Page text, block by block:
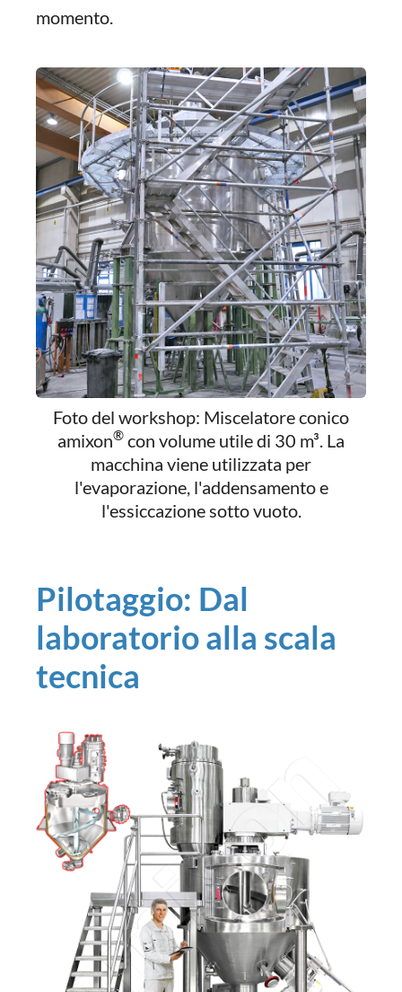
momento.
Foto del workshop: Miscelatore conico
amixon® con volume utile di 30 m³. La
macchina viene utilizzata per
l'evaporazione, l'addensamento e
l'essiccazione sotto vuoto.
Pilotaggio: Dal
laboratorio alla scala
tecnica